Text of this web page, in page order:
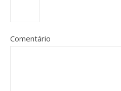
Comentário